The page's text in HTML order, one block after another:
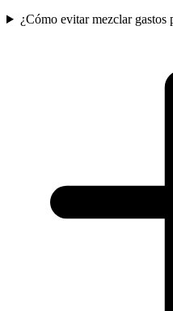
¿Cómo evitar mezclar gastos